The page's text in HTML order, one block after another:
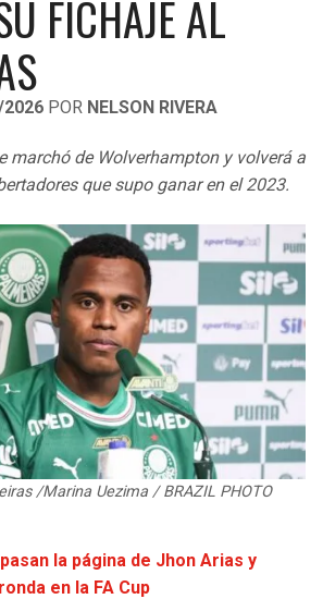
FICHAJE AL
POR NELSON RIVERA
marchó de Wolverhampton y volverá a
que supo ganar en el 2023.
/Marina Uezima / BRAZIL PHOTO
la página de Jhon Arias y
en la FA Cup